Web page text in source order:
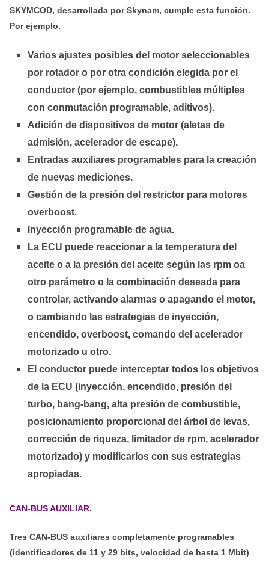
SKYMCOD, desarrollada por Skynam, cumple esta función.
Por ejemplo.
Varios ajustes posibles del motor seleccionables
por rotador o por otra condición elegida por el
conductor (por ejemplo, combustibles múltiples
con conmutación programable, aditivos).
Adición de dispositivos de motor (aletas de
admisión, acelerador de escape).
Entradas auxiliares programables para la creación
de nuevas mediciones.
Gestión de la presión del restrictor para motores
overboost.
Inyección programable de agua.
La ECU puede reaccionar a la temperatura del
aceite o a la presión del aceite según las rpm oa
otro parámetro o la combinación deseada para
controlar, activando alarmas o apagando el motor,
o cambiando las estrategias de inyección,
encendido, overboost, comando del acelerador
motorizado u otro.
El conductor puede interceptar todos los objetivos
de la ECU (inyección, encendido, presión del
turbo, bang-bang, alta presión de combustible,
posicionamiento proporcional del árbol de levas,
corrección de riqueza, limitador de rpm, acelerador
motorizado) y modificarlos con sus estrategias
apropiadas.
CAN-BUS AUXILIAR.
Tres CAN-BUS auxiliares completamente programables
(identificadores de 11 y 29 bits, velocidad de hasta 1 Mbit)